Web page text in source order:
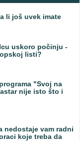
li još uvek imate
uskoro počinju -
listi?
"Svoj na
nije isto što i
nedostaje vam radni
koje treba da